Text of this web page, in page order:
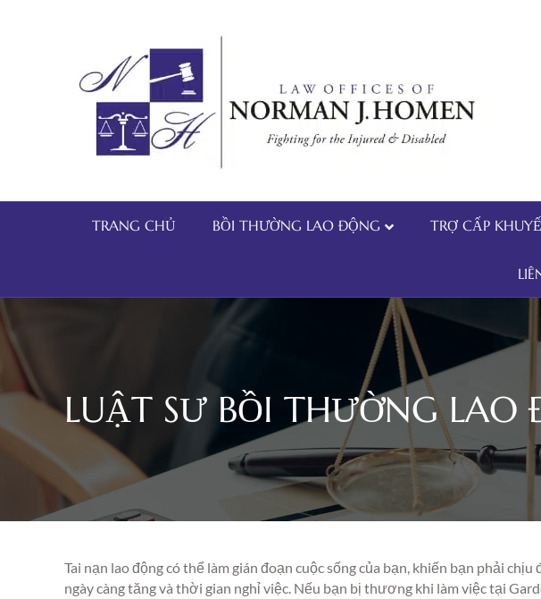
TRANG CHỦ BỒI THƯỜNG LAO ĐỘNG TRỢ CẤP
LUẬT SƯ BỒI THƯỜNG LAO
Tai nạn lao động có thể làm gián đoạn cuộc sống của bạn, khiến bạn phải
ngày càng tăng và thời gian nghỉ việc. Nếu bạn bị thương khi làm việc tại